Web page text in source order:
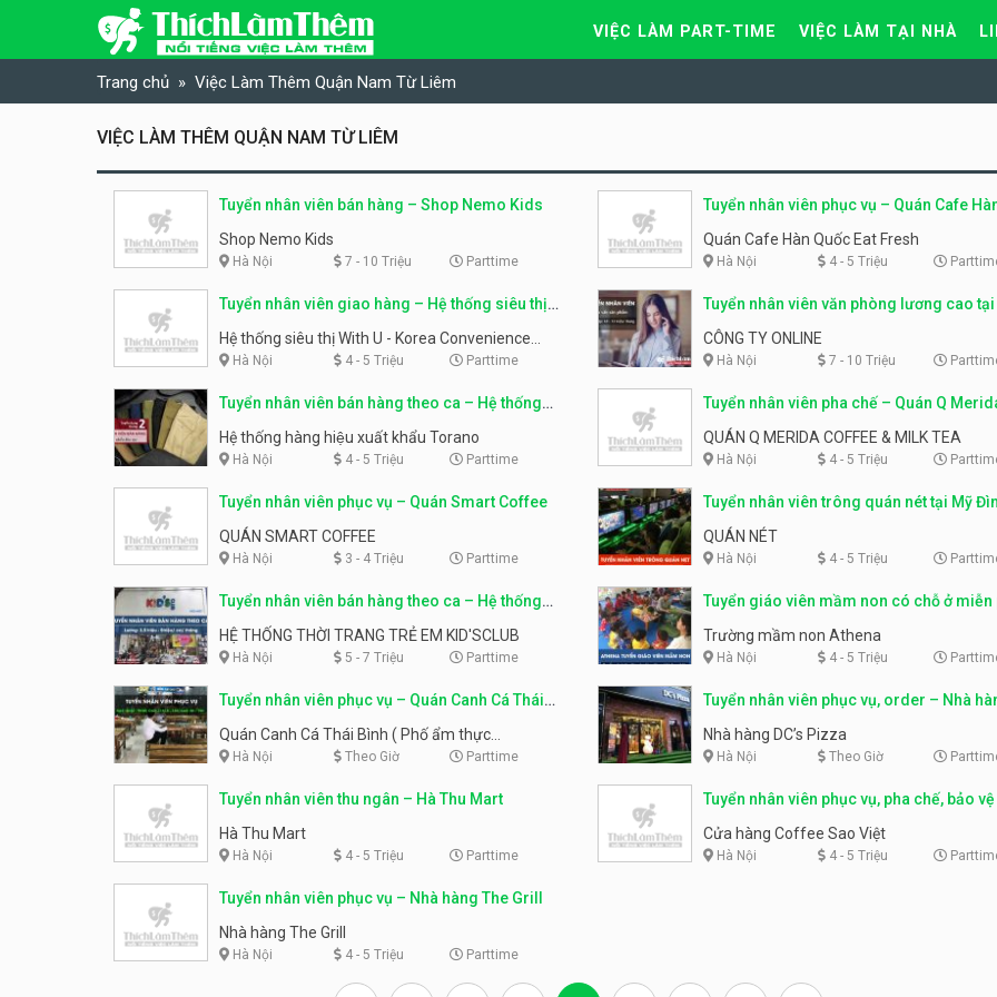
Skip to content
VIỆC LÀM PART-TIME VIỆC LÀM TẠI NHÀ
Trang chủ Việc Làm Thêm Quận Nam Từ Liêm
VIỆC LÀM THÊM QUẬN NAM TỪ LIÊM
Tuyển nhân viên bán hàng – Shop Nemo Kids
Shop Nemo Kids
Hà Nội 7 - 10 Triệu Parttime
Tuyển nhân viên phục vụ – Quán Cafe
Eat Fresh
Quán Cafe Hàn Quốc Eat Fresh
Hà Nội 4 - 5 Triệu
Tuyển nhân viên giao hàng – Hệ thống siêu thị
With U – Korea Convenience Store
Hệ thống siêu thị With U - Korea Convenience
Store
Hà Nội 4 - 5 Triệu Parttime
Tuyển nhân viên văn phòng lương cao tại
Vực Mỹ Đình
CÔNG TY ONLINE
Hà Nội 7 - 10 Triệu
Tuyển nhân viên bán hàng theo ca – Hệ thống
thời trang Torano
Hệ thống hàng hiệu xuất khẩu Torano
Hà Nội 4 - 5 Triệu Parttime
Tuyển nhân viên pha chế – Quán Q
Coffee & Milk Tea
QUÁN Q MERIDA COFFEE & MILK TEA
Hà Nội 4 - 5 Triệu
Tuyển nhân viên phục vụ – Quán Smart Coffee
QUÁN SMART COFFEE
Hà Nội 3 - 4 Triệu Parttime
Tuyển nhân viên trông quán nét tại Mỹ
QUÁN NÉT
Hà Nội 4 - 5 Triệu
Tuyển nhân viên bán hàng theo ca – Hệ thống
thời trang trẻ em Kid’s Club
HỆ THỐNG THỜI TRANG TRẺ EM KID'SCLUB
Hà Nội 5 - 7 Triệu Parttime
Tuyển giáo viên mầm non có chỗ ở miễn
Trường mầm non Athena
Trường mầm non Athena
Hà Nội 4 - 5 Triệu
Tuyển nhân viên phục vụ – Quán Canh Cá Thái
Bình ( Phố ẩm thực KeangNam)
Quán Canh Cá Thái Bình ( Phố ẩm thực
KeangNam)
Hà Nội Theo Giờ Parttime
Tuyển nhân viên phục vụ, order – Nhà
Pizza
Nhà hàng DC’s Pizza
Hà Nội Theo Giờ
Tuyển nhân viên thu ngân – Hà Thu Mart
Hà Thu Mart
Hà Nội 4 - 5 Triệu Parttime
Tuyển nhân viên phục vụ, pha chế, bảo
hàng Coffee Sao Việt
Cửa hàng Coffee Sao Việt
Hà Nội 4 - 5 Triệu
Tuyển nhân viên phục vụ – Nhà hàng The Grill
Nhà hàng The Grill
Hà Nội 4 - 5 Triệu Parttime